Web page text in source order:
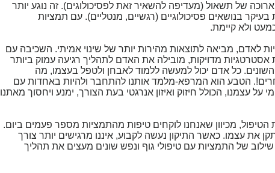
של תשאול (מעדיפה להשאיר זאת לפסיכולוגים). זה נוגע יותר
בנושאים פסיכולוגיים (רגשיים, מנטליים). עם תמציות
ולא קיימת.
לאדם, מביאה לתוצאות מהירות יותר של שינוי אמיתי. השכיבה עם
מדויקות, מובילה את האדם לתהליך רגיעה עמוק ביותר
כל אדם יכול למעשה ללמוד לאבחן ולטפל בעצמו, מה
הטבע הוא המרפא-מלמד אותנו להתחבר ולהיות באחדות עם
על עצמנו, הכולל חיזוק ואיזון אנרגטי בעת הצורך, ימנע ויחסוך מאתנו
מכיוון שאנחנו לוקחים טיפות מהתמציות מספר פעמים ביום.
את עצמו. כאשר התיקון נעשה לקבוע, איננו מרגישים יותר צורך
של התמציות עם טיפולי גוף ונפש שונים מעצים את תהליך